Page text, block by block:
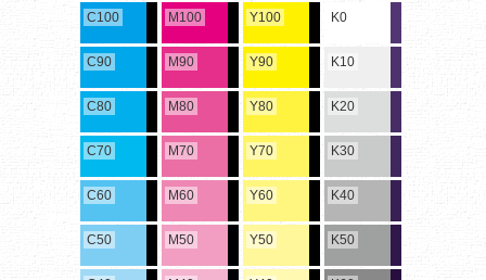
C100
C90
C80
C70
C60
C50
M100
M90
M80
M70
M60
M50
Y100
Y90
Y80
Y70
Y60
Y50
K0
K10
K20
K30
K40
K50